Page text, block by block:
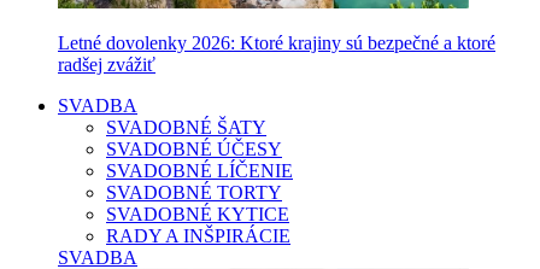
Letné dovolenky 2026: Ktoré krajiny sú bezpečné a ktoré
radšej zvážiť
SVADBA
SVADOBNÉ ŠATY
SVADOBNÉ ÚČESY
SVADOBNÉ LÍČENIE
SVADOBNÉ TORTY
SVADOBNÉ KYTICE
RADY A INŠPIRÁCIE
SVADBA